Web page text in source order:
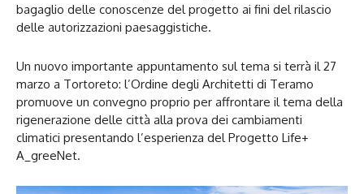
bagaglio delle conoscenze del progetto ai fini del rilascio
delle autorizzazioni paesaggistiche.
Un nuovo importante appuntamento sul tema si terrà il 27
marzo a Tortoreto: l’Ordine degli Architetti di Teramo
promuove un convegno proprio per affrontare il tema della
rigenerazione delle città alla prova dei cambiamenti
climatici presentando l’esperienza del Progetto Life+
A_greeNet.